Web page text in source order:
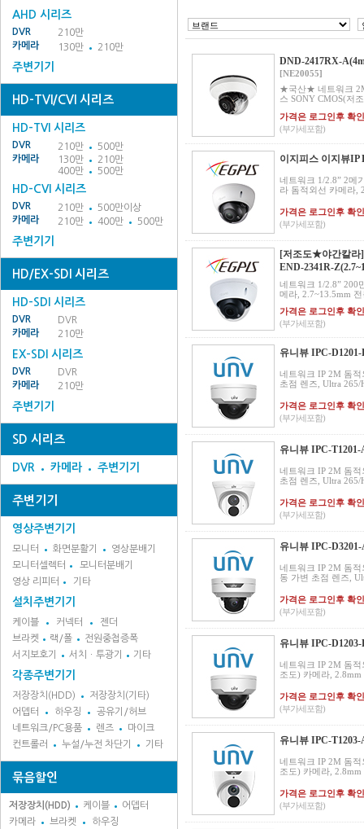
AHD 시리즈
DVR
210만
카메라
130만 210만
주변기기
HD-TVI/CVI 시리즈
HD-TVI 시리즈
DVR 210만
500만
카메라
130만
210만
400만
500만
HD-CVI 시리즈
DVR 210만
500만이상
카메라
210만 400만 500만
주변기기
HD/EX-SDI 시리즈
HD-SDI 시리즈
DVR
DVR
카메라
210만
EX-SDI 시리즈
DVR
DVR
카메라
210만
주변기기
SD 시리즈
DVR 카메라 주변기기
주변기기
영상주변기기
모니터 화면분활기
영상분배기
모니터셀렉터
모니터분배기
영상 리피터
기타
설치주변기기
케이블 커넥터
젠더
브라켓
랙/폴
전원중첩증폭
서지보호기
서치ㆍ투광기 기타
각종주변기기
저장장치(HDD)
저장장치(기타)
어뎁터
하우징
공유기/허브
네트워크/PC용품
렌즈
마이크
컨트롤러
누설/누전 차단기 기타
묶음할인
저장장치(HDD) 케이블
어뎁터
카메라
브라켓
하우징
DND-2417RX-
[NE20055]
★국산★ 네트워크
스 SONY CMOS(저
가격은 로그인후 확인
(부가세포함)
이지피스 이지뷰IP
네트워크 1/2.8” 2메
라 돔적외선 카메라,
가격은 로그인후 확인
(부가세포함)
[저조도★야간칼라
END-2341R-
네트워크 1/2.8” 200
메라, 2.7~13.5mm
가격은 로그인후 확인
(부가세포함)
유니뷰 IPC-
네트워크 IP 2M 돔
초점 렌즈, Ultra 265/
가격은 로그인후 확인
(부가세포함)
유니뷰 IPC-
네트워크 IP 2M 돔
초점 렌즈, Ultra 265/
가격은 로그인후 확인
(부가세포함)
유니뷰 IPC-
네트워크 IP 2M 돔
동 가변 초점 렌즈,
가격은 로그인후 확인
(부가세포함)
유니뷰 IPC-
네트워크 IP 2M 돔
조도) 카메라,
가격은 로그인후 확인
(부가세포함)
유니뷰 IPC-
네트워크 IP 2M 돔
조도) 카메라,
가격은 로그인후 확인
(부가세포함)